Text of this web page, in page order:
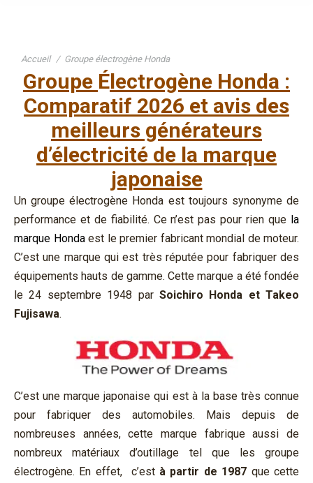
Vous êtes ici :
Accueil Groupe électrogène Honda
Groupe Électrogène Honda :
Comparatif 2026 et avis des
meilleurs générateurs
d’électricité de la marque
japonaise
Un groupe électrogène Honda est toujours synonyme de
performance et de fiabilité. Ce n’est pas pour rien que la
marque Honda est le premier fabricant mondial de moteur.
C’est une marque qui est très réputée pour fabriquer des
équipements hauts de gamme. Cette marque a été fondée
le 24 septembre 1948 par Soichiro Honda et Takeo
Fujisawa.
C’est une marque japonaise qui est à la base très connue
pour fabriquer des automobiles. Mais depuis de
nombreuses années, cette marque fabrique aussi de
nombreux matériaux d’outillage tel que les groupe
électrogène. En effet, c’est à partir de 1987 que cette